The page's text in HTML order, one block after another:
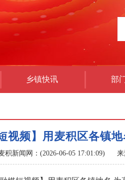
乡镇快讯 部
视频】用麦积区各镇
积新闻网：(2026-06-05 17:01:09) 来